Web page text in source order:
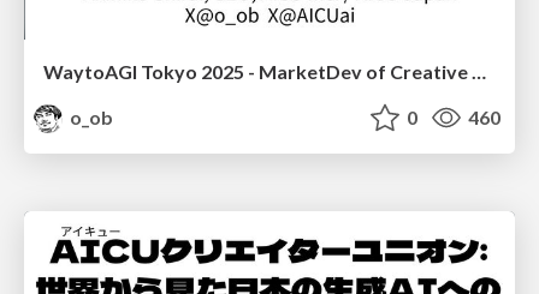
WaytoAGI Tokyo 2025 - MarketDev of Creative AI from Local to Global – The Challenge of AICU: AI Creators Union
o_ob
0 460